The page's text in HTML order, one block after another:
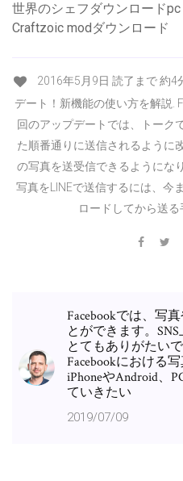
世界のシェフダウンロードpc
Craftzoic modダウンロード
2016年5月9日 読了まで 約4
デート！新機能の使い方を解説.
回のアップデートでは、トーク
た順番通りに送信されるように
の写真を送受信できるようにな
写真をLINEで送信するには、今
ロードしてから送
Facebookでは、写
とができます。
とてもありがたい
Facebookにおける
iPhoneやAndroid、
ていきたい
2019/07/09